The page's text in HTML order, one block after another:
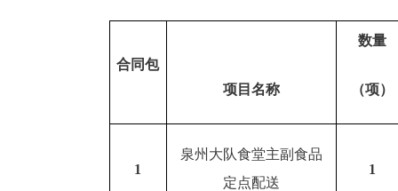
合同包
项目名称
数量
（项）
1
泉州大队食堂主副食品
定点配送
1